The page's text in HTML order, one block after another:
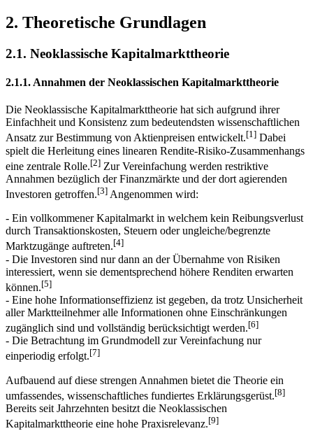
2. Theoretische Grundlagen
2.1. Neoklassische Kapitalmarkttheorie
2.1.1. Annahmen der Neoklassischen Kapitalmarkttheorie
Die Neoklassische Kapitalmarkttheorie hat sich aufgrund ihrer
Einfachheit und Konsistenz zum bedeutendsten wissenschaftlichen
Ansatz zur Bestimmung von Aktienpreisen entwickelt.[1] Dabei
spielt die Herleitung eines linearen Rendite-Risiko-Zusammenhangs
eine zentrale Rolle.[2] Zur Vereinfachung werden restriktive
Annahmen bezüglich der Finanzmärkte und der dort agierenden
Investoren getroffen.[3] Angenommen wird:
- Ein vollkommener Kapitalmarkt in welchem kein Reibungsverlust
durch Transaktionskosten, Steuern oder ungleiche/begrenzte
Marktzugänge auftreten.[4]
- Die Investoren sind nur dann an der Übernahme von Risiken
interessiert, wenn sie dementsprechend höhere Renditen erwarten
können.[5]
- Eine hohe Informationseffizienz ist gegeben, da trotz Unsicherheit
aller Marktteilnehmer alle Informationen ohne Einschränkungen
zugänglich sind und vollständig berücksichtigt werden.[6]
- Die Betrachtung im Grundmodell zur Vereinfachung nur
einperiodig erfolgt.[7]
Aufbauend auf diese strengen Annahmen bietet die Theorie ein
umfassendes, wissenschaftliches fundiertes Erklärungsgerüst.[8]
Bereits seit Jahrzehnten besitzt die Neoklassischen
Kapitalmarkttheorie eine hohe Praxisrelevanz.[9]